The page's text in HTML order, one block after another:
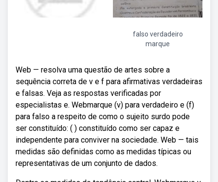
falso verdadeiro
marque
Web — resolva uma questão de artes sobre a
sequência correta de v e f para afirmativas verdadeiras
e falsas. Veja as respostas verificadas por
especialistas e. Webmarque (v) para verdadeiro e (f)
para falso a respeito de como o sujeito surdo pode
ser constituído: ( ) constituído como ser capaz e
independente para conviver na sociedade. Web — tais
medidas são definidas como as medidas típicas ou
representativas de um conjunto de dados.